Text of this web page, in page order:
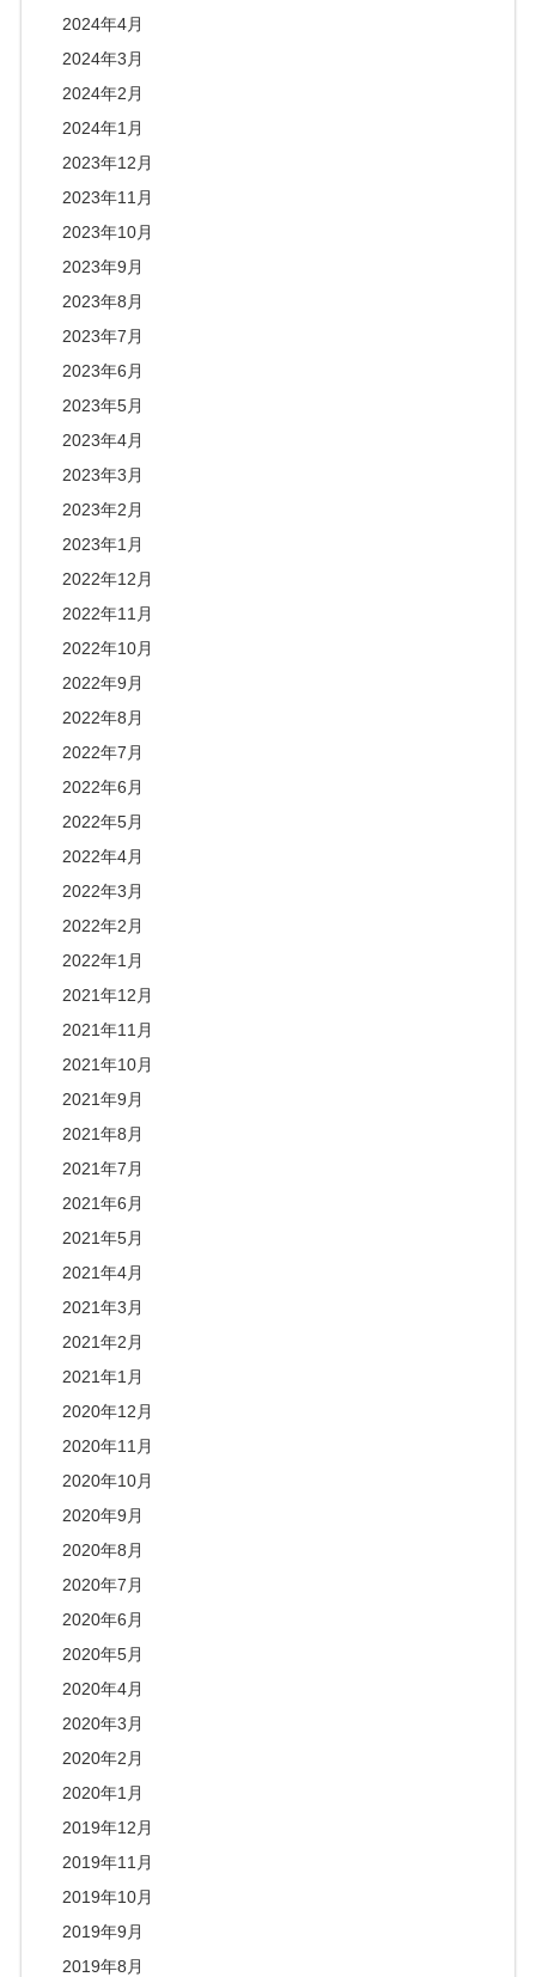
2024年4月
2024年3月
2024年2月
2024年1月
2023年12月
2023年11月
2023年10月
2023年9月
2023年8月
2023年7月
2023年6月
2023年5月
2023年4月
2023年3月
2023年2月
2023年1月
2022年12月
2022年11月
2022年10月
2022年9月
2022年8月
2022年7月
2022年6月
2022年5月
2022年4月
2022年3月
2022年2月
2022年1月
2021年12月
2021年11月
2021年10月
2021年9月
2021年8月
2021年7月
2021年6月
2021年5月
2021年4月
2021年3月
2021年2月
2021年1月
2020年12月
2020年11月
2020年10月
2020年9月
2020年8月
2020年7月
2020年6月
2020年5月
2020年4月
2020年3月
2020年2月
2020年1月
2019年12月
2019年11月
2019年10月
2019年9月
2019年8月